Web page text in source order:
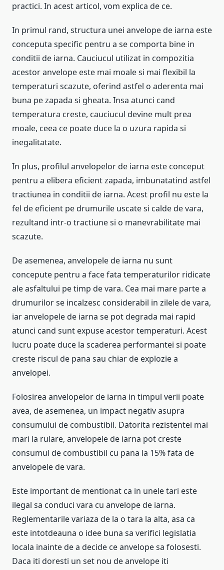
practici. In acest articol, vom explica de ce.
In primul rand, structura unei anvelope de iarna este
conceputa specific pentru a se comporta bine in
conditii de iarna. Cauciucul utilizat in compozitia
acestor anvelope este mai moale si mai flexibil la
temperaturi scazute, oferind astfel o aderenta mai
buna pe zapada si gheata. Insa atunci cand
temperatura creste, cauciucul devine mult prea
moale, ceea ce poate duce la o uzura rapida si
inegalitatate.
In plus, profilul anvelopelor de iarna este conceput
pentru a elibera eficient zapada, imbunatatind astfel
tractiunea in conditii de iarna. Acest profil nu este la
fel de eficient pe drumurile uscate si calde de vara,
rezultand intr-o tractiune si o manevrabilitate mai
scazute.
De asemenea, anvelopele de iarna nu sunt
concepute pentru a face fata temperaturilor ridicate
ale asfaltului pe timp de vara. Cea mai mare parte a
drumurilor se incalzesc considerabil in zilele de vara,
iar anvelopele de iarna se pot degrada mai rapid
atunci cand sunt expuse acestor temperaturi. Acest
lucru poate duce la scaderea performantei si poate
creste riscul de pana sau chiar de explozie a
anvelopei.
Folosirea anvelopelor de iarna in timpul verii poate
avea, de asemenea, un impact negativ asupra
consumului de combustibil. Datorita rezistentei mai
mari la rulare, anvelopele de iarna pot creste
consumul de combustibil cu pana la 15% fata de
anvelopele de vara.
Este important de mentionat ca in unele tari este
ilegal sa conduci vara cu anvelope de iarna.
Reglementarile variaza de la o tara la alta, asa ca
este intotdeauna o idee buna sa verifici legislatia
locala inainte de a decide ce anvelope sa folosesti.
Daca iti doresti un set nou de anvelope iti